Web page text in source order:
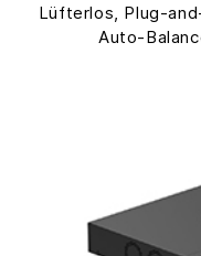
Lüfterlos, Plug-
Auto-